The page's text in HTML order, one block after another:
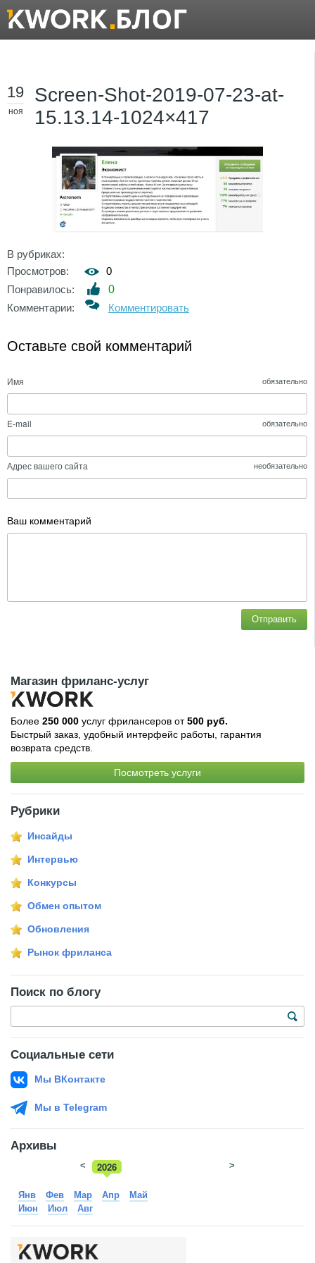
19
ноя
Screen-Shot-2019-07-23-at-
15.13.14-1024×417
В рубриках:
Просмотров:
0
Понравилось:
0
Комментарии:
Комментировать
Оставьте свой комментарий
Имя обязательно
E-mail обязательно
Адрес вашего сайта необязательно
Ваш комментарий
Отправить
Магазин фриланс-услуг
Более 250 000 услуг фрилансеров от500 руб.
Быстрый заказ, удобный интерфейс работы, гарантия
возврата средств.
Посмотреть услуги
Рубрики
Инсайды
Интервью
Конкурсы
Обмен опытом
Обновления
Рынок фриланса
Поиск по блогу
Социальные сети
Мы ВКонтакте
Мы в Telegram
Архивы
2026
2025
< >
Янв Фев Мар Апр
Май
Июн
Июл Авг